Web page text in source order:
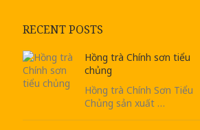
RECENT POSTS
Hồng trà Chính sơn tiểu
chủng
Hồng trà Chính Sơn Tiểu
Chủng sản xuất …